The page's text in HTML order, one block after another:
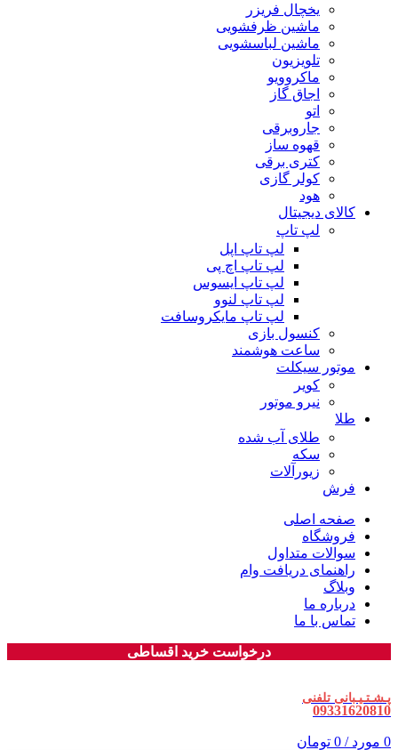
یخچال فریزر
ماشین ظرفشویی
ماشین لباسشویی
تلویزیون
ماکروویو
اجاق گاز
اتو
جاروبرقی
قهوه ساز
کتری برقی
کولر گازی
هود
کالای دیجیتال
لپ تاپ
لپ تاپ اپل
لپ تاپ اچ پی
لپ تاپ ایسوس
لپ تاپ لنوو
لپ تاپ مایکروسافت
کنسول بازی
ساعت هوشمند
موتور سیکلت
کویر
نیرو موتور
طلا
طلای آب شده
سکه
زیورآلات
فرش
صفحه اصلی
فروشگاه
سوالات متداول
راهنمای دریافت وام
وبلاگ
درباره ما
تماس با ما
درخواست خرید اقساطی
پـشـتـیـبانی تلفنی
09331620810
0 مورد /
0 تومان